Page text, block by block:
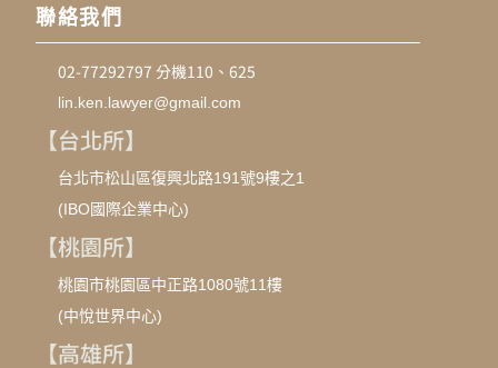
聯絡我們
02-77292797 分機110、625
lin.ken.lawyer@gmail.com
【台北所】
台北市松山區復興北路191號9樓之1
(IBO國際企業中心)
【桃園所】
桃園市桃園區中正路1080號11樓
(中悅世界中心)
【高雄所】